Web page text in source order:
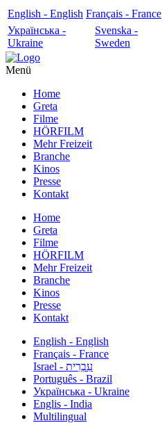
English - English Français - France
Українська -
Ukraine
Svenska -
Sweden
Menü
Home
Greta
Filme
HÖRFILM
Mehr Freizeit
Branche
Kinos
Presse
Kontakt
Home
Greta
Filme
HÖRFILM
Mehr Freizeit
Branche
Kinos
Presse
Kontakt
English - English
Français - France
עִבְרִית - Israel
Português - Brazil
Українська - Ukraine
Englis - India
Multilingual